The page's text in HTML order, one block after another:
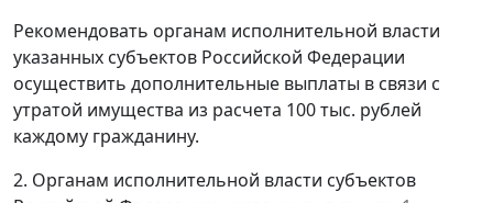
Рекомендовать органам исполнительной власти
указанных субъектов Российской Федерации
осуществить дополнительные выплаты в связи с
утратой имущества из расчета 100 тыс. рублей
каждому гражданину.
2. Органам исполнительной власти субъектов